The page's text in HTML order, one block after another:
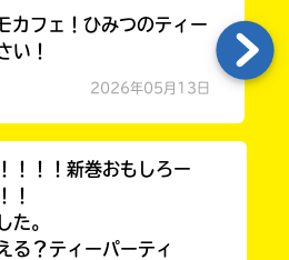
カフェ！ひみつのティー
い！
2026年05月13日
！！！新巻おもしろー
！
た。
る？ティーパーティ